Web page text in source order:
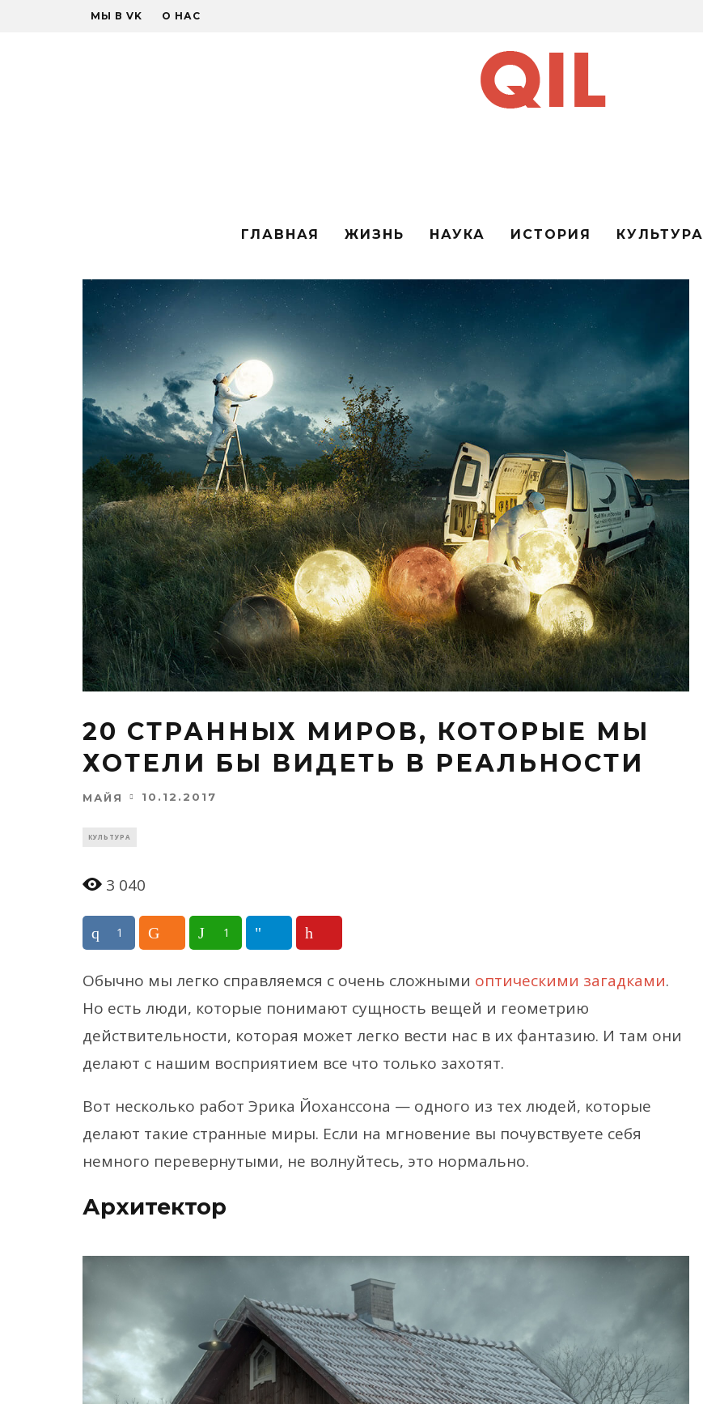
МЫ В VK О НАС
ГЛАВНАЯ ЖИЗНЬ НАУКА ИСТОРИЯ КУЛЬТУРА
20 СТРАННЫХ МИРОВ, КОТОРЫЕ МЫ
ХОТЕЛИ БЫ ВИДЕТЬ В РЕАЛЬНОСТИ
МАЙЯ 10.12.2017
КУЛЬТУРА
3 040
1 1
Обычно мы легко справляемся с очень сложными оптическими загадками.
Но есть люди, которые понимают сущность вещей и геометрию
действительности, которая может легко вести нас в их фантазию. И там они
делают с нашим восприятием все что только захотят.
Вот несколько работ Эрика Йоханссона — одного из тех людей, которые
делают такие странные миры. Если на мгновение вы почувствуете себя
немного перевернутыми, не волнуйтесь, это нормально.
Архитектор